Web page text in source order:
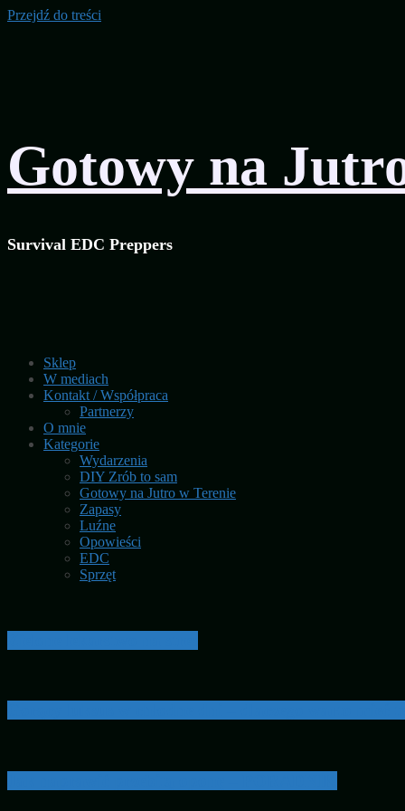
Przejdź do treści
Gotowy na
Survival EDC Preppers
Sklep
W mediach
Kontakt / Współpraca
Partnerzy
O mnie
Kategorie
Wydarzenia
DIY Zrób to sam
Gotowy na Jutro w Terenie
Zapasy
Luźne
Opowieści
EDC
Sprzęt